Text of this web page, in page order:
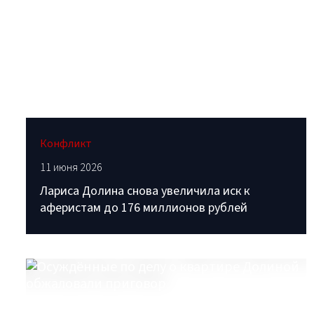
Конфликт
11 июня 2026
Лариса Долина снова увеличила иск к
аферистам до 176 миллионов рублей